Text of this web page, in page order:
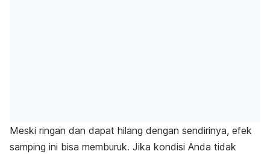
Meski ringan dan dapat hilang dengan sendirinya, efek
samping ini bisa memburuk. Jika kondisi Anda tidak